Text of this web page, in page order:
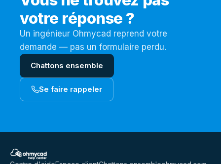
votre réponse ?
Un ingénieur Ohmycad reprend votre
demande — pas un formulaire perdu.
Chattons ensemble
Se faire rappeler